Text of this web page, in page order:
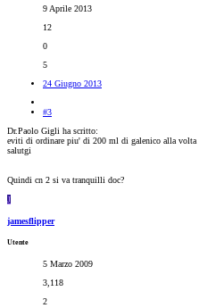
9 Aprile 2013
12
0
5
24 Giugno 2013
#3
Dr.Paolo Gigli ha scritto:
eviti di ordinare piu' di 200 ml di galenico alla volta
salutgi
Quindi cn 2 si va tranquilli doc?
J
jamesflipper
Utente
5 Marzo 2009
3,118
2